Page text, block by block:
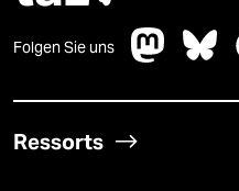
Folgen Sie uns
Ressorts